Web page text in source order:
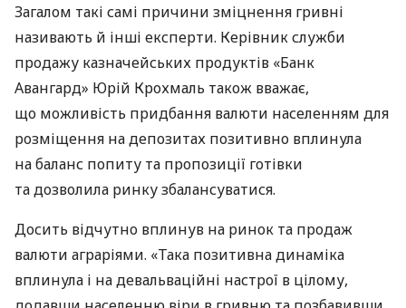
Загалом такі самі причини зміцнення гривні
називають й інші експерти. Керівник служби
продажу казначейських продуктів «Банк
Авангард» Юрій Крохмаль також вважає,
що можливість придбання валюти населенням для
розміщення на депозитах позитивно вплинула
на баланс попиту та пропозиції готівки
та дозволила ринку збалансуватися.
Досить відчутно вплинув на ринок та продаж
валюти аграріями. «Така позитивна динаміка
вплинула і на девальваційні настрої в цілому,